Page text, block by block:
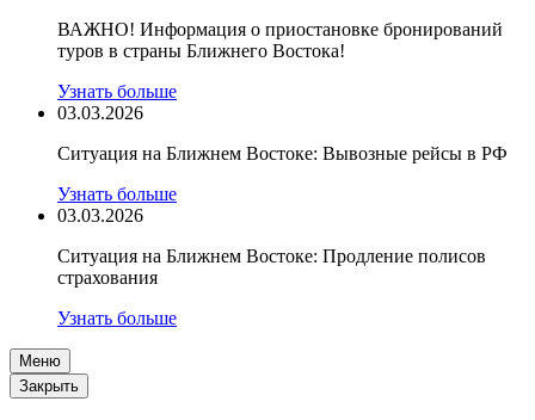
ВАЖНО! Информация о приостановке бронирований
туров в страны Ближнего Востока!
Узнать больше
03.03.2026
Ситуация на Ближнем Востоке: Вывозные рейсы в РФ
Узнать больше
03.03.2026
Ситуация на Ближнем Востоке: Продление полисов
страхования
Узнать больше
Меню
Закрыть